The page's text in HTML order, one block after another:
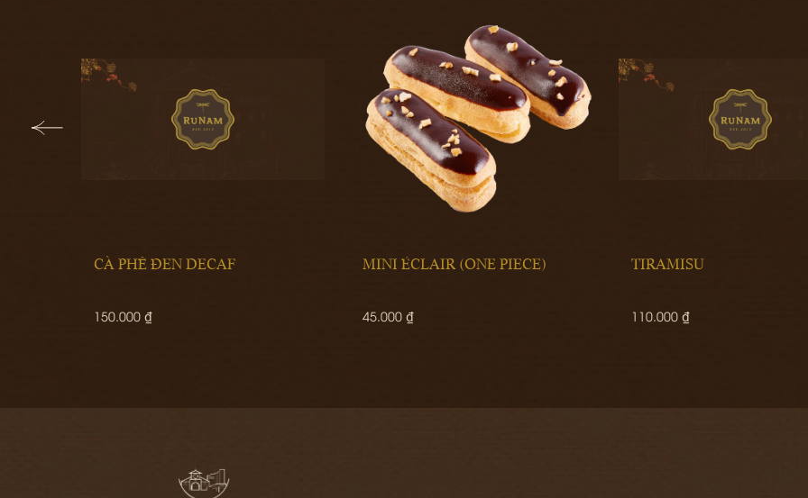
MINI ÉCLAIR (ONE PIECE)
45.000 ₫
TIRAMISU
110.000 ₫
BÚN RIÊU TÔM CÀNG
480.000 ₫